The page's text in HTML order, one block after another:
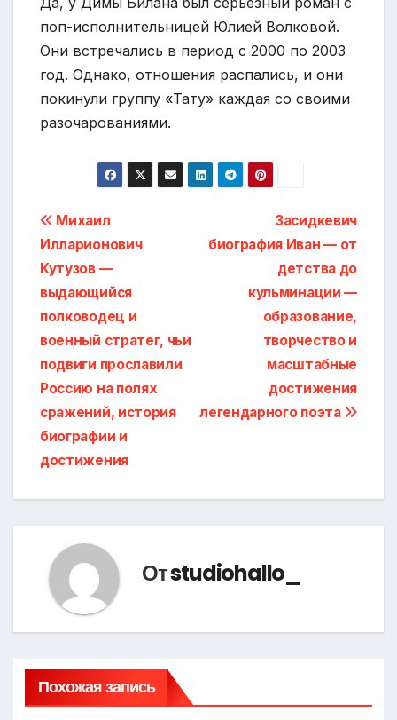
поп-исполнительницей Юлией Волковой.
Они встречались в период с 2000 по 2003
год. Однако, отношения распались, и они
покинули группу «Тату» каждая со своими
разочарованиями.
Навигация
по
записям
Засидкевич
биография Иван — от
детства до
кульминации —
образование,
творчество и
масштабные
достижения
легендарного поэта
Михаил
Илларионович
Кутузов —
выдающийся
полководец и
военный стратег, чьи
подвиги прославили
Россию на полях
сражений, история
биографии и
достижения
Отstudiohallo_
Похожая запись